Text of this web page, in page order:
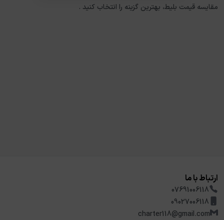
مقایسه قیمت بلیط، بهترین گزینه را انتخاب کنید .
ارتباط با ما
07691006118
09027006118
charter118@gmail.com